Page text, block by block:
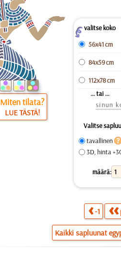
Miten tilata?
LUE TÄSTÄ!
Zvalitse koko
56x41 cm
84x59 cm
112x78 cm
... tai ...
sinun
Valitse
tavallinen
3D, hinta
määrä:
-1
Kaikki sapluunat